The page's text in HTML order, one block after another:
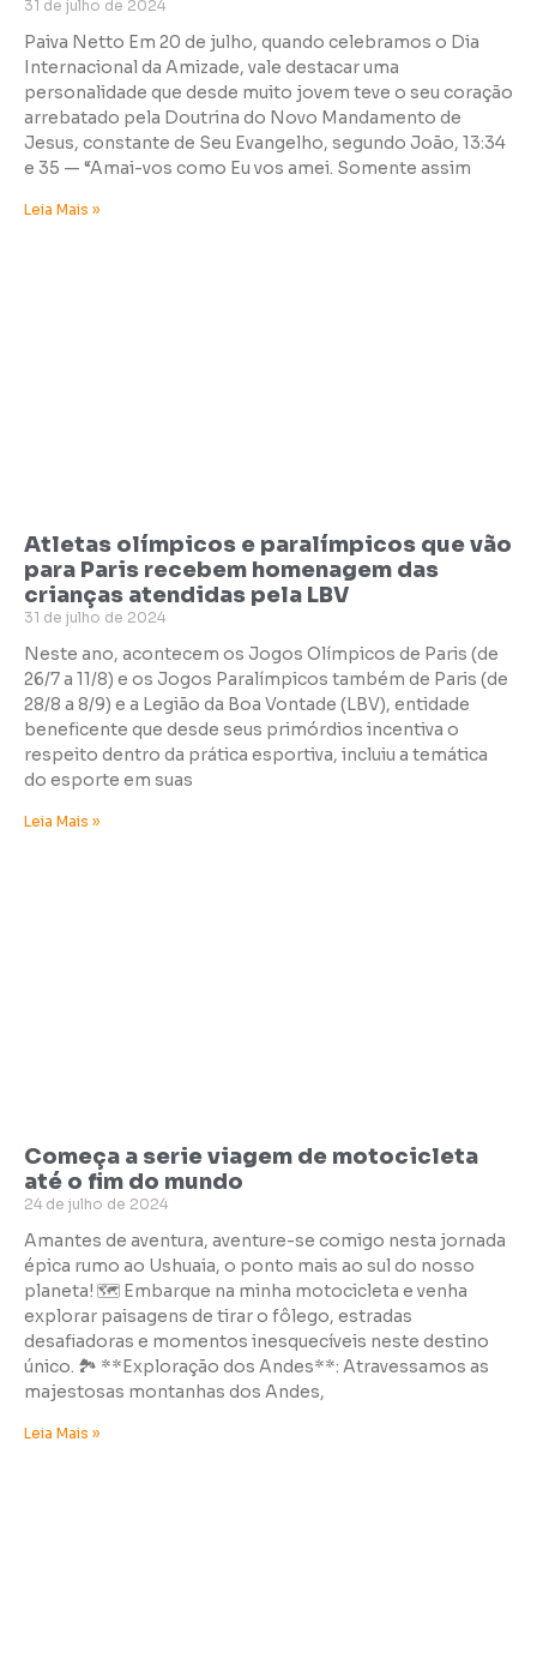
31 de julho de 2024
Paiva Netto Em 20 de julho, quando celebramos o Dia
Internacional da Amizade, vale destacar uma
personalidade que desde muito jovem teve o seu coração
arrebatado pela Doutrina do Novo Mandamento de
Jesus, constante de Seu Evangelho, segundo João, 13:34
e 35 — “Amai-vos como Eu vos amei. Somente assim
Leia Mais »
Atletas olímpicos e paralímpicos que vão
para Paris recebem homenagem das
crianças atendidas pela LBV
31 de julho de 2024
Neste ano, acontecem os Jogos Olímpicos de Paris (de
26/7 a 11/8) e os Jogos Paralímpicos também de Paris (de
28/8 a 8/9) e a Legião da Boa Vontade (LBV), entidade
beneficente que desde seus primórdios incentiva o
respeito dentro da prática esportiva, incluiu a temática
do esporte em suas
Leia Mais »
Começa a serie viagem de motocicleta
até o fim do mundo
24 de julho de 2024
Amantes de aventura, aventure-se comigo nesta jornada
épica rumo ao Ushuaia, o ponto mais ao sul do nosso
planeta! 🗺️ Embarque na minha motocicleta e venha
explorar paisagens de tirar o fôlego, estradas
desafiadoras e momentos inesquecíveis neste destino
único. 🏞️ **Exploração dos Andes**: Atravessamos as
majestosas montanhas dos Andes,
Leia Mais »